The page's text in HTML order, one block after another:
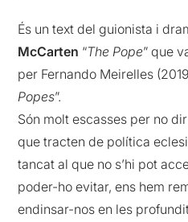
És un text del guionista i
McCarten “The Pope” que
per Fernando Meirelles
Popes”.
Són molt escasses per no
que tracten de política
tancat al que no s’hi pot
poder-ho evitar, ens hem
endinsar-nos en les